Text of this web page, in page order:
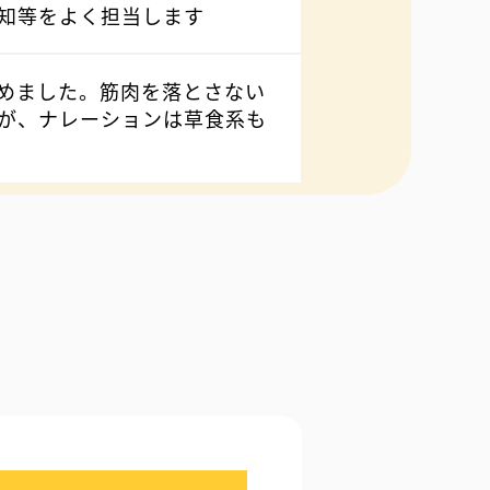
等をよく担当します
ました。筋肉を落とさない
、ナレーションは草食系も